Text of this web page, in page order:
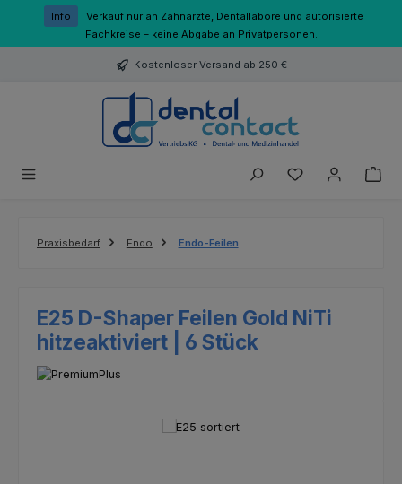
Zum Hauptinhalt springen
Info
Verkauf nur an Zahnärzte, Dentallabore und autorisierte
Fachkreise – keine Abgabe an Privatpersonen.
Kostenloser Versand ab 250 €
Du hast 0
Praxisbedarf Endo Endo-Feilen
E25 D-Shaper Feilen Gold NiTi
hitzeaktiviert | 6 Stück
Bildergalerie überspringen